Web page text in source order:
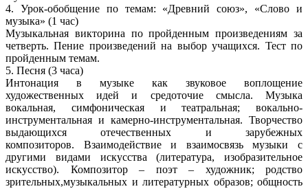
4. Урок-обобщение по темам: «Древний союз», «Слово и
музыка» (1 час)
Музыкальная викторина по пройденным произведениям за
четверть. Пение произведений на выбор учащихся. Тест по
пройденным темам.
5. Песня (3 часа)
Интонация в музыке как звуковое воплощение
художественных идей и средоточие смысла. Музыка
вокальная, симфоническая и театральная; вокально-
инструментальная и камерно-инструментальная. Творчество
выдающихся отечественных и зарубежных
композиторов. Взаимодействие и взаимосвязь музыки с
другими видами искусства (литература, изобразительное
искусство). Композитор – поэт – художник; родство
зрительных,музыкальных и литературных образов; общность